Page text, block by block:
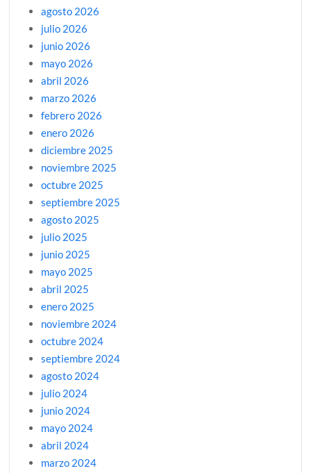
agosto 2026
julio 2026
junio 2026
mayo 2026
abril 2026
marzo 2026
febrero 2026
enero 2026
diciembre 2025
noviembre 2025
octubre 2025
septiembre 2025
agosto 2025
julio 2025
junio 2025
mayo 2025
abril 2025
enero 2025
noviembre 2024
octubre 2024
septiembre 2024
agosto 2024
julio 2024
junio 2024
mayo 2024
abril 2024
marzo 2024